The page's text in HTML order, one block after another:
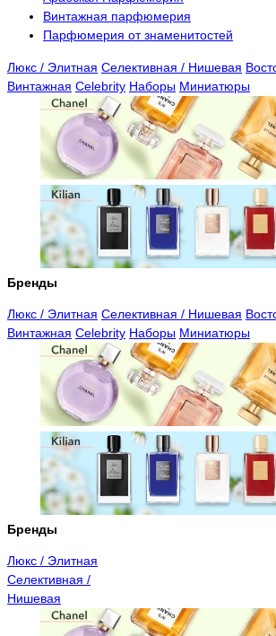
Винтажная парфюмерия
Парфюмерия от знаменитостей
Люкс / Элитная Селективная / Нишевая
Винтажная Celebrity Наборы Миниатюры
Бренды
Люкс / Элитная Селективная / Нишевая
Винтажная Celebrity Наборы Миниатюры
Бренды
Люкс / Элитная
Селективная /
Нишевая